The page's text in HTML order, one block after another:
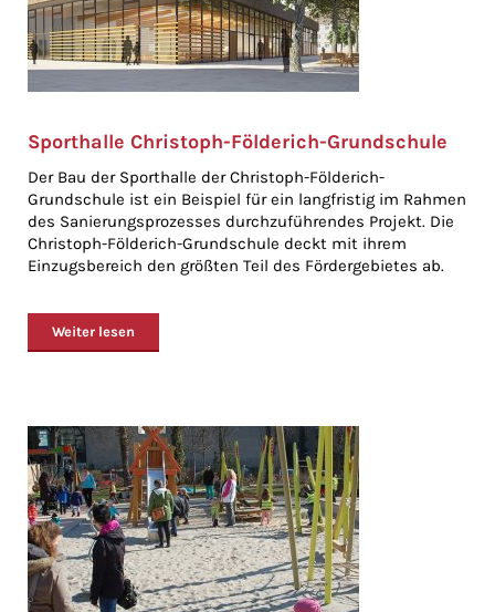
Sporthalle Christoph-Földerich-Grundschule
Der Bau der Sporthalle der Christoph-Földerich-
Grundschule ist ein Beispiel für ein langfristig im Rahmen
des Sanierungsprozesses durchzuführendes Projekt. Die
Christoph-Földerich-Grundschule deckt mit ihrem
Einzugsbereich den größten Teil des Fördergebietes ab.
Weiter lesen